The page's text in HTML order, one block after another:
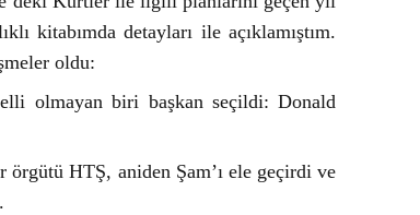
kitabımda detayları ile açıklamıştım.
oldu:
olmayan biri başkan seçildi: Donald
örgütü HTŞ, aniden Şam’ı ele geçirdi ve